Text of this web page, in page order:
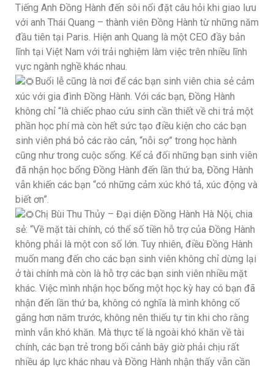
Tiếng Anh Đồng Hành đến sôi nổi đặt câu hỏi khi giao lưu
với anh Thái Quang – thành viên Đồng Hành từ những năm
đầu tiên tại Paris. Hiện anh Quang là một CEO đầy bản
lĩnh tại Việt Nam với trải nghiệm làm việc trên nhiều lĩnh
vực ngành nghề khác nhau.
Buổi lễ cũng là nơi để các bạn sinh viên chia sẻ cảm
xúc với gia đình Đồng Hành. Với các bạn, Đồng Hành
không chỉ “là chiếc phao cứu sinh cần thiết về chi trả một
phần học phí mà còn hết sức tạo điều kiện cho các bạn
sinh viên phá bỏ các rào cản, “nỗi sợ” trong học hành
cũng như trong cuộc sống. Kể cả đối những bạn sinh viên
đã nhận học bổng Đồng Hành đến lần thứ ba, Đồng Hành
vẫn khiến các bạn “có những cảm xúc khó tả, xúc động và
biết ơn”.
Chị Bùi Thu Thủy – Đại diện Đồng Hành Hà Nội, chia
sẻ: “Về mặt tài chính, có thể số tiền hỗ trợ của Đồng Hành
không phải là một con số lớn. Tuy nhiên, điều Đồng Hành
muốn mang đến cho các bạn sinh viên không chỉ dừng lại
ở tài chính mà còn là hỗ trợ các bạn sinh viên nhiều mặt
khác. Việc mình nhận học bổng một học kỳ hay có bạn đã
nhận đến lần thứ ba, không có nghĩa là mình không cố
gắng hơn năm trước, không nên thiếu tự tin khi cho rằng
mình vẫn khó khăn. Mà thực tế là ngoài khó khăn về tài
chính, các bạn trẻ trong bối cảnh bây giờ phải chịu rất
nhiều áp lực khác nhau và Đồng Hành nhận thấy vẫn cần